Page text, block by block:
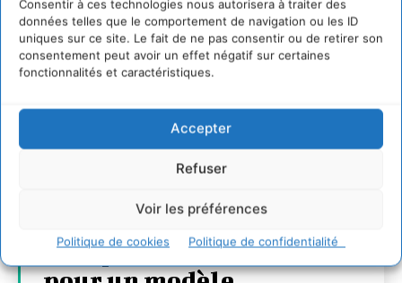
Consentir à ces technologies nous autorisera à traiter des
données telles que le comportement de navigation ou les ID
uniques sur ce site. Le fait de ne pas consentir ou de retirer son
consentement peut avoir un effet négatif sur certaines
fonctionnalités et caractéristiques.
Accepter
Refuser
Voir les préférences
Politique de cookies Politique de confidentialité
S’inspirer de l’arbre